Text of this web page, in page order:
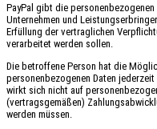
PayPal gibt die
Unternehmen und
Erfüllung der vertraglichen
verarbeitet werden sollen.
Die betroffene Person hat die
personenbezogenen Daten
wirkt sich nicht auf
(vertragsgemäßen)
werden müssen.